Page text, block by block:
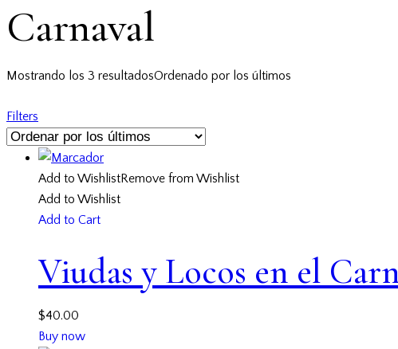
Carnaval
Mostrando los 3 resultadosOrdenado por los últimos
Filters
Add to WishlistRemove from Wishlist
Add to Wishlist
Add to Cart
Viudas y Locos en el
$40.00
Buy now